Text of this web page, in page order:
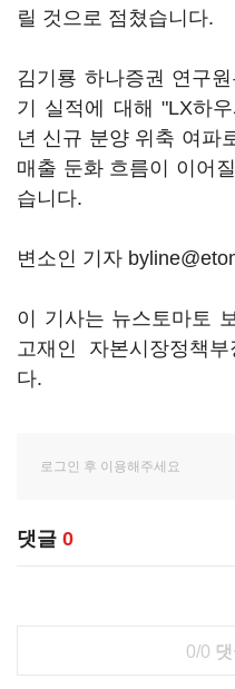
릴 것으로 점쳤습니다.
김기룡 하나증권 연구원
기 실적에 대해 "LX하
년 신규 분양 위축 여파
매출 둔화 흐름이 이어
습니다.
변소인 기자
이 기사는 뉴스토마토
고재인 자본시장정책
다.
댓글 0
0/0